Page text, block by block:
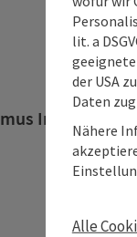
Information
lit. a
der USA
Daten
Nähere
Alle